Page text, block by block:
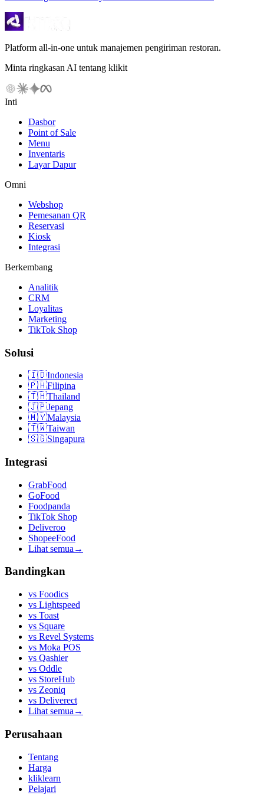
Platform all-in-one untuk manajemen pengiriman restoran.
Minta ringkasan AI tentang klikit
Inti
Dasbor
Point of Sale
Menu
Inventaris
Layar Dapur
Omni
Webshop
Pemesanan QR
Reservasi
Kiosk
Integrasi
Berkembang
Analitik
CRM
Loyalitas
Marketing
TikTok Shop
Solusi
🇮🇩Indonesia
🇵🇭Filipina
🇹🇭Thailand
🇯🇵Jepang
🇲🇾Malaysia
🇹🇼Taiwan
🇸🇬Singapura
Integrasi
GrabFood
GoFood
Foodpanda
TikTok Shop
Deliveroo
ShopeeFood
Lihat semua →
Bandingkan
vs Foodics
vs Lightspeed
vs Toast
vs Square
vs Revel Systems
vs Moka POS
vs Qashier
vs Oddle
vs StoreHub
vs Zeoniq
vs Deliverect
Lihat semua →
Perusahaan
Tentang
Harga
kliklearn
Pelajari